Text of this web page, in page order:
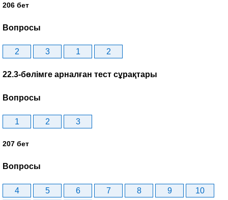
206 бет
Вопросы
2 3 1 2
22.3-бөлімге арналған тест сұрақтары
Вопросы
1 2 3
207 бет
Вопросы
4 5 6 7 8 9
10